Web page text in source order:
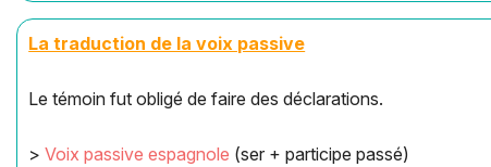
La traduction de la voix passive
Le témoin fut obligé de faire des déclarations.
>Voix passive espagnole (ser + participe passé)